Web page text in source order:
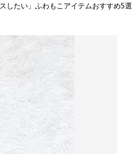
したい」ふわもこアイテムおすすめ5選